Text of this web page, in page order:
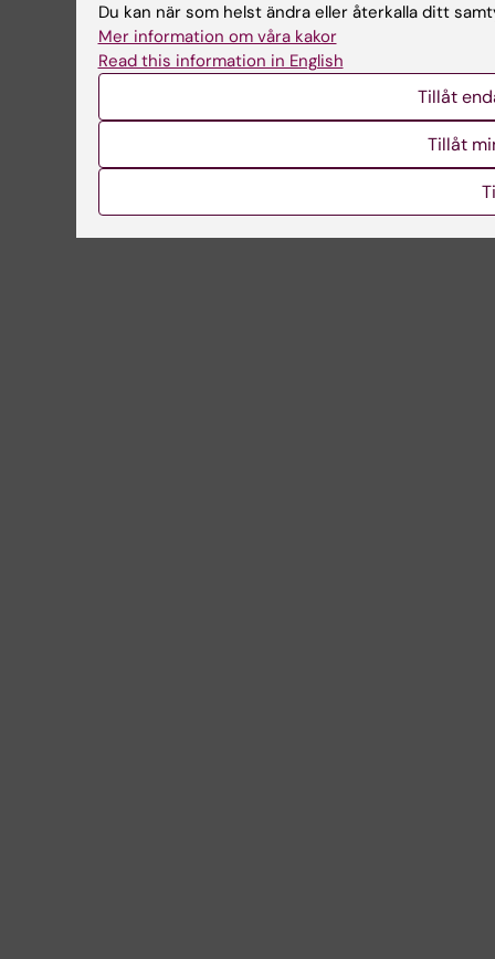
Du kan när som helst ändra eller återkalla ditt
Mer information om våra kakor
Read this information in English
Tillåt
Tillåt